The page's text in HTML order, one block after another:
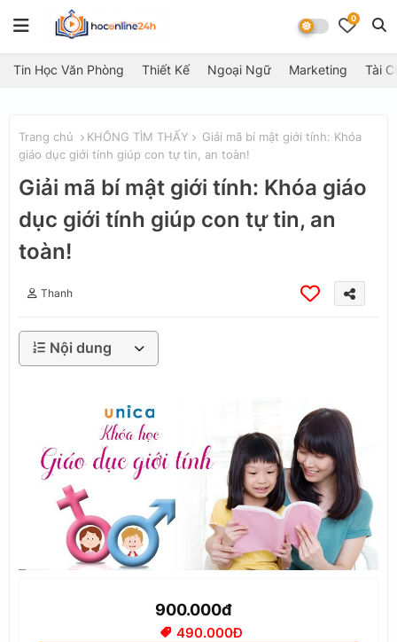
0
Tin Học Văn Phòng Thiết Kế Ngoại Ngữ Marketing Tài
Trang chủ KHÔNG TÌM THẤY
Giải mã bí mật giới tính: Khóa
giáo dục giới tính giúp con tự tin, an toàn!
Giải mã bí mật giới tính: Khóa giáo
dục giới tính giúp con tự tin, an
toàn!
Thanh
Nội dung
900.000đ
490.000Đ